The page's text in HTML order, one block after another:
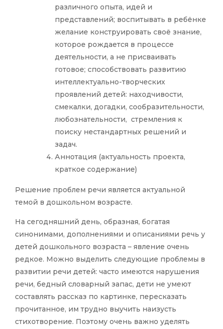
различного опыта, идей и
представлений; воспитывать в ребёнке
желание конструировать своё знание,
которое рождается в процессе
деятельности, а не присваивать
готовое; способствовать развитию
интеллектуально-творческих
проявлений детей: находчивости,
смекалки, догадки, сообразительности,
любознательности, стремления к
поиску нестандартных решений и
задач.
Аннотация (актуальность проекта,
краткое содержание)
Решение проблем речи является актуальной
темой в дошкольном возрасте.
На сегодняшний день, образная, богатая
синонимами, дополнениями и описаниями речь у
детей дошкольного возраста – явление очень
редкое. Можно выделить следующие проблемы в
развитии речи детей: часто имеются нарушения
речи, бедный словарный запас, дети не умеют
составлять рассказ по картинке, пересказать
прочитанное, им трудно выучить наизусть
стихотворение. Поэтому очень важно уделять